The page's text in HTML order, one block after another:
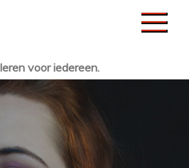
voor iedereen.